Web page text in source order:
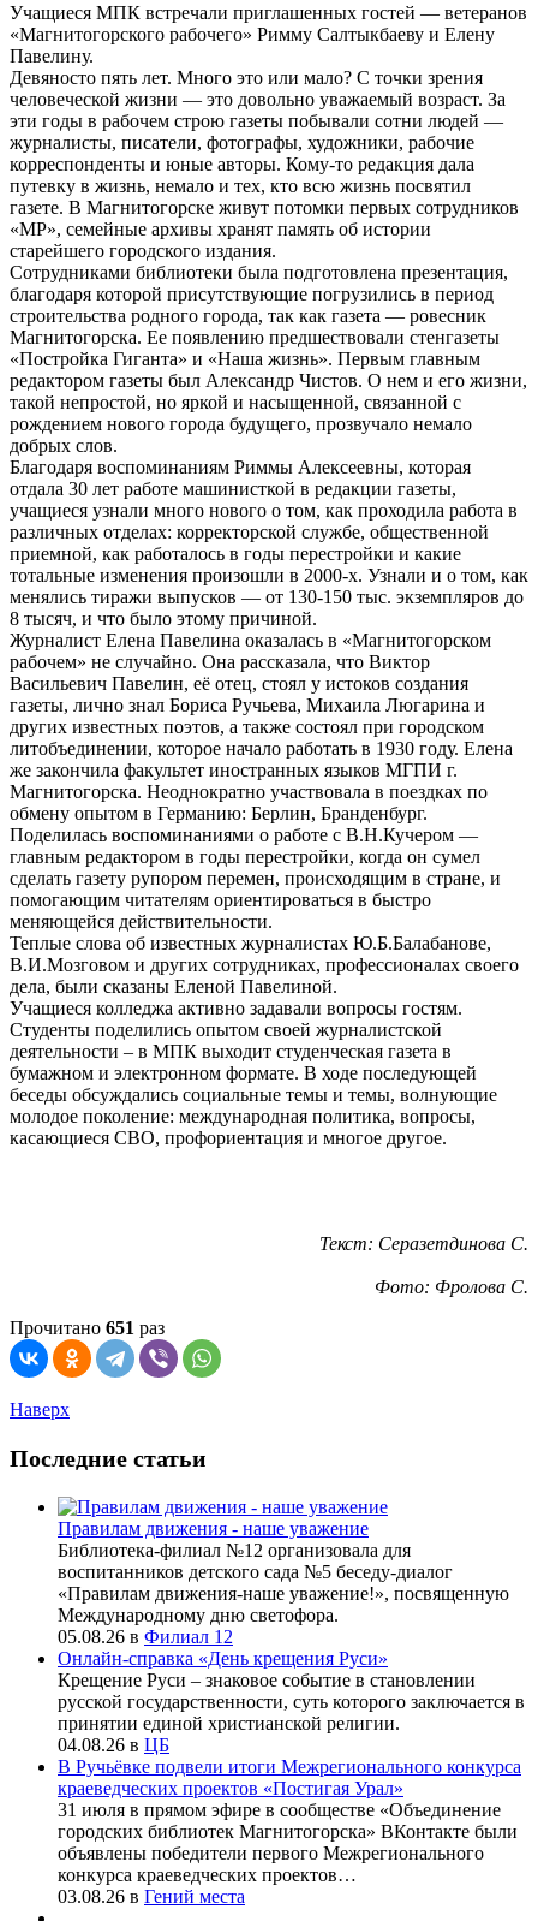
Учащиеся МПК встречали приглашенных гостей — ветеранов
«Магнитогорского рабочего» Римму Салтыкбаеву и Елену
Павелину.
Девяносто пять лет. Много это или мало? С точки зрения
человеческой жизни — это довольно уважаемый возраст. За
эти годы в рабочем строю газеты побывали сотни людей —
журналисты, писатели, фотографы, художники, рабочие
корреспонденты и юные авторы. Кому-то редакция дала
путевку в жизнь, немало и тех, кто всю жизнь посвятил
газете. В Магнитогорске живут потомки первых сотрудников
«МР», семейные архивы хранят память об истории
старейшего городского издания.
Сотрудниками библиотеки была подготовлена презентация,
благодаря которой присутствующие погрузились в период
строительства родного города, так как газета — ровесник
Магнитогорска. Ее появлению предшествовали стенгазеты
«Постройка Гиганта» и «Наша жизнь». Первым главным
редактором газеты был Александр Чистов. О нем и его жизни,
такой непростой, но яркой и насыщенной, связанной с
рождением нового города будущего, прозвучало немало
добрых слов.
Благодаря воспоминаниям Риммы Алексеевны, которая
отдала 30 лет работе машинисткой в редакции газеты,
учащиеся узнали много нового о том, как проходила работа в
различных отделах: корректорской службе, общественной
приемной, как работалось в годы перестройки и какие
тотальные изменения произошли в 2000-х. Узнали и о том, как
менялись тиражи выпусков — от 130-150 тыс. экземпляров до
8 тысяч, и что было этому причиной.
Журналист Елена Павелина оказалась в «Магнитогорском
рабочем» не случайно. Она рассказала, что Виктор
Васильевич Павелин, её отец, стоял у истоков создания
газеты, лично знал Бориса Ручьева, Михаила Люгарина и
других известных поэтов, а также состоял при городском
литобъединении, которое начало работать в 1930 году. Елена
же закончила факультет иностранных языков МГПИ г.
Магнитогорска. Неоднократно участвовала в поездках по
обмену опытом в Германию: Берлин, Бранденбург.
Поделилась воспоминаниями о работе с В.Н.Кучером —
главным редактором в годы перестройки, когда он сумел
сделать газету рупором перемен, происходящим в стране, и
помогающим читателям ориентироваться в быстро
меняющейся действительности.
Теплые слова об известных журналистах Ю.Б.Балабанове,
В.И.Мозговом и других сотрудниках, профессионалах своего
дела, были сказаны Еленой Павелиной.
Учащиеся колледжа активно задавали вопросы гостям.
Студенты поделились опытом своей журналистской
деятельности – в МПК выходит студенческая газета в
бумажном и электронном формате. В ходе последующей
беседы обсуждались социальные темы и темы, волнующие
молодое поколение: международная политика, вопросы,
касающиеся СВО, профориентация и многое другое.
Текст: Серазетдинова С.
Фото: Фролова С.
Прочитано 651 раз
Наверх
Последние статьи
Правилам движения - наше уважение
Библиотека-филиал №12 организовала для
воспитанников детского сада №5 беседу-диалог
«Правилам движения-наше уважение!», посвященную
Международному дню светофора.
05.08.26 в Филиал 12
Онлайн-справка «День крещения Руси»
Крещение Руси – знаковое событие в становлении
русской государственности, суть которого заключается в
принятии единой христианской религии.
04.08.26 в ЦБ
В Ручьёвке подвели итоги Межрегионального конкурса
краеведческих проектов «Постигая Урал»
31 июля в прямом эфире в сообществе «Объединение
городских библиотек Магнитогорска» ВКонтакте были
объявлены победители первого Межрегионального
конкурса краеведческих проектов…
03.08.26 в Гений места